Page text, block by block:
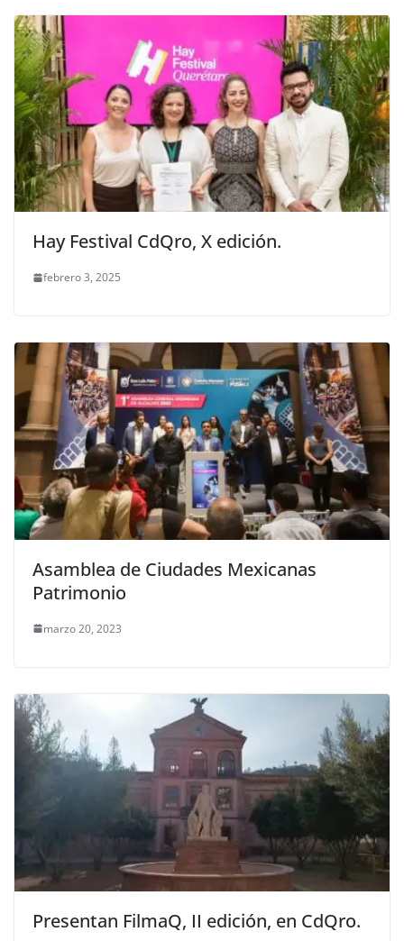
Hay Festival CdQro, X edición.
febrero 3, 2025
Asamblea de Ciudades Mexicanas
Patrimonio
marzo 20, 2023
Presentan FilmaQ, II edición, en CdQro.